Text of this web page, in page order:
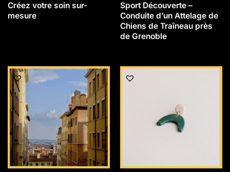
Créez votre soin sur-
mesure
Sport Découverte –
Conduite d’un Attelage de
Chiens de Traîneau près
de Grenoble